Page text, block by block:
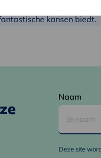
van Rotary; daar
kansen biedt.
Naam
Deze site